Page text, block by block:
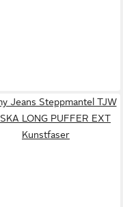
Jeans Steppmantel TJW
LONG PUFFER EXT
Kunstfaser